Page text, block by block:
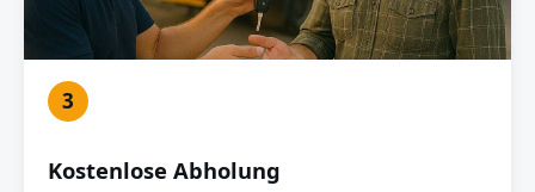
3
Kostenlose Abholung